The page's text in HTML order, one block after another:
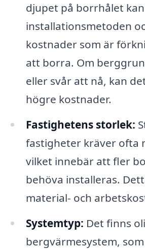
djupet på borrhålet
installationsmetoden
kostnader som är
att borra. Om
eller svår att nå, kan
högre kostnader.
Fastighetens storlek:
fastigheter kräver ofta
vilket innebär att fler
behöva installeras.
material- och
Systemtyp: Det finns
bergvärmesystem,